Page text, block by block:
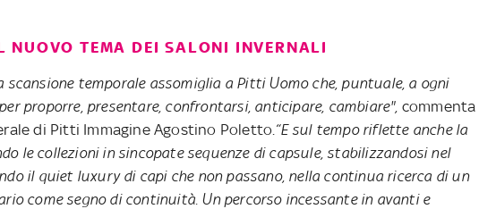
NUOVO TEMA DEI SALONI INVERNALI
scansione temporale assomiglia a Pitti Uomo che, puntuale, a ogni
proporre, presentare, confrontarsi, anticipare, cambiare", commenta
di Pitti Immagine Agostino Poletto. “E sul tempo riflette anche la
le collezioni in sincopate sequenze di capsule, stabilizzandosi nel
il quiet luxury di capi che non passano, nella continua ricerca di un
come segno di continuità. Un percorso incessante in avanti e